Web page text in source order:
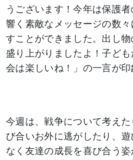
うございます！今年は保護
響く素敵なメッセージの数
すことができました。出し
盛り上がりましたよ！子ど
会は楽しいね！」の一言が印
今週は、戦争について考え
び合いお外に逃がしたり、
なく友達の成長を喜び合う